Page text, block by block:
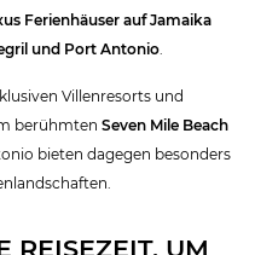
Ferienhäuser auf Jamaika
und Port Antonio.
Villenresorts und
berühmten Seven Mile Beach
bieten dagegen besonders
REISEZEIT, UM